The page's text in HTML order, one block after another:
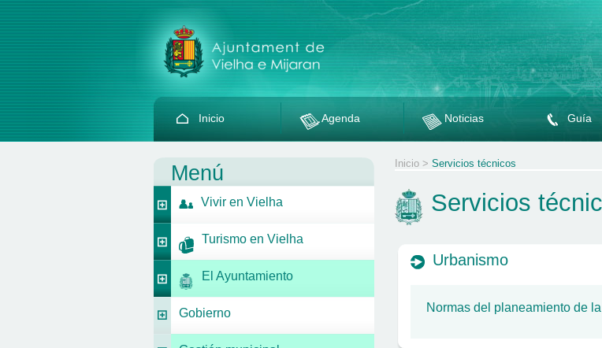
Inicio Agenda Noticias Guía
Menú
Vivir en Vielha
Turismo en Vielha
El Ayuntamiento
Gobierno
Inicio > Servicios técnicos
Servicios
Urbanismo
Normas del planeamiento de la